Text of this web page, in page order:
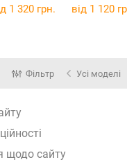
1 320 грн. від 1 120
Фільтр Усі моделі
щодо сайту